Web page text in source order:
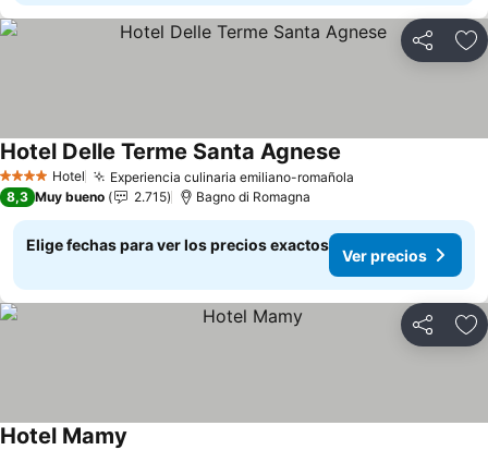
Compartir
4 EstrellasHotel Experiencia culinaria emiliano-romañola
Hotel Delle Terme Santa Agnese
8,3 Muy bueno 2.715 Bagno di Romagna
Elige fechas para ver los precios exactos
Ver precios
Compartir
Hotel Mamy